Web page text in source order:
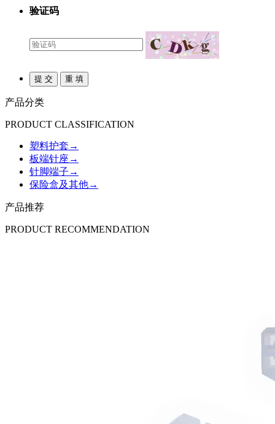
验证码
产品分类
PRODUCT CLASSIFICATION
塑料护套 →
板端针座 →
针脚端子 →
保险盒及其他→
产品推荐
PRODUCT RECOMMENDATION